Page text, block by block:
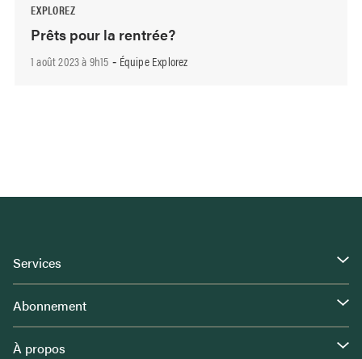
EXPLOREZ
Prêts pour la rentrée?
1 août 2023 à 9h15 - Équipe Explorez
Services
Abonnement
À propos